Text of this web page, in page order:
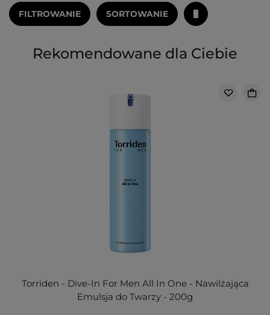
FILTROWANIE SORTOWANIE
Rekomendowane dla Ciebie
Torriden - Dive-In For Men All In One - Nawilżająca
Emulsja do Twarzy - 200g